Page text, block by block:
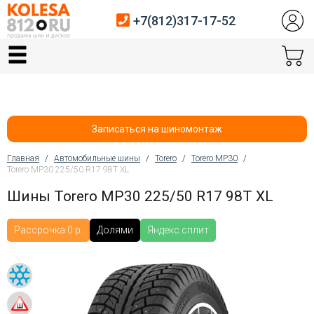
Главная
Автосервис
Хранение шин
Покупателям
Контакты
+7(812)317-17-52
Записаться на шиномонтаж
Вы здесь
Главная / Автомобильные шины / Torero / Torero MP30 /
Torero MP30 225/50 R17 98T XL
Шины Torero MP30 225/50 R17 98T XL
Рассрочка 0 р. Долями Яндекс.сплит